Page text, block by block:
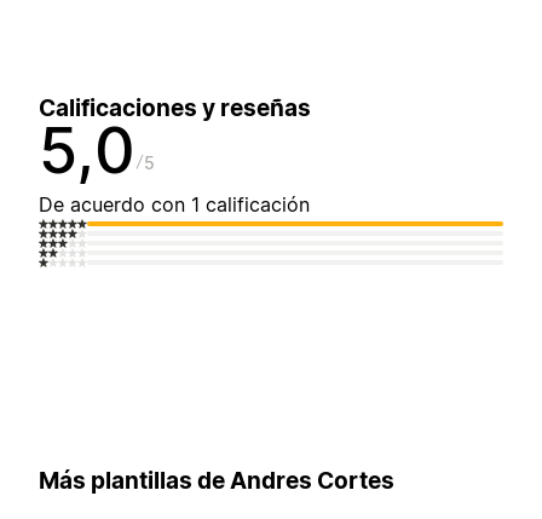
Calificaciones y reseñas
5,0 5
De acuerdo con 1 calificación
Más plantillas de Andres Cortes